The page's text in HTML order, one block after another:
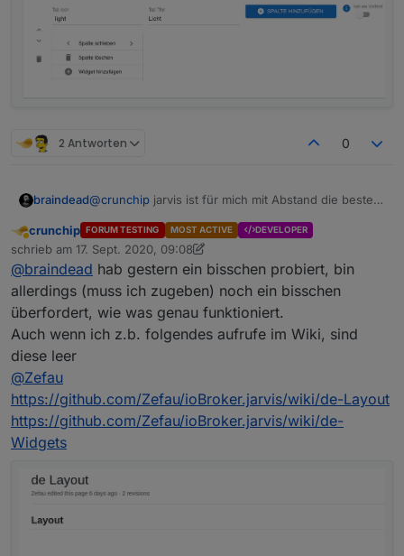
2 Antworten 0
braindead@crunchip jarvis ist für mich mit Abstand die beste
Abwesend
crunchip FORUM TESTING MOST ACTIVE DEVELOPER
schrieb am 17. Sept. 2020, 09:08
zuletzt editiert von crunchip
@braindead hab gestern ein bisschen probiert, bin
allerdings (muss ich zugeben) noch ein bisschen
überfordert, wie was genau funktioniert.
Auch wenn ich z.b. folgendes aufrufe im Wiki, sind
diese leer
@Zefau
https://github.com/Zefau/ioBroker.jarvis/wiki/de-Layout
https://github.com/Zefau/ioBroker.jarvis/wiki/de-
Widgets